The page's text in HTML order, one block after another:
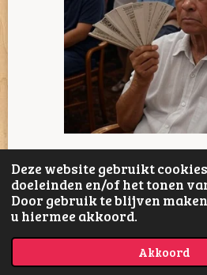
Deze website gebruikt
doeleinden en/of het tonen
Door gebruik te blijven
u hiermee akkoord.
Akkoord
«Vorige
D
e
D
e
S
h
D
e